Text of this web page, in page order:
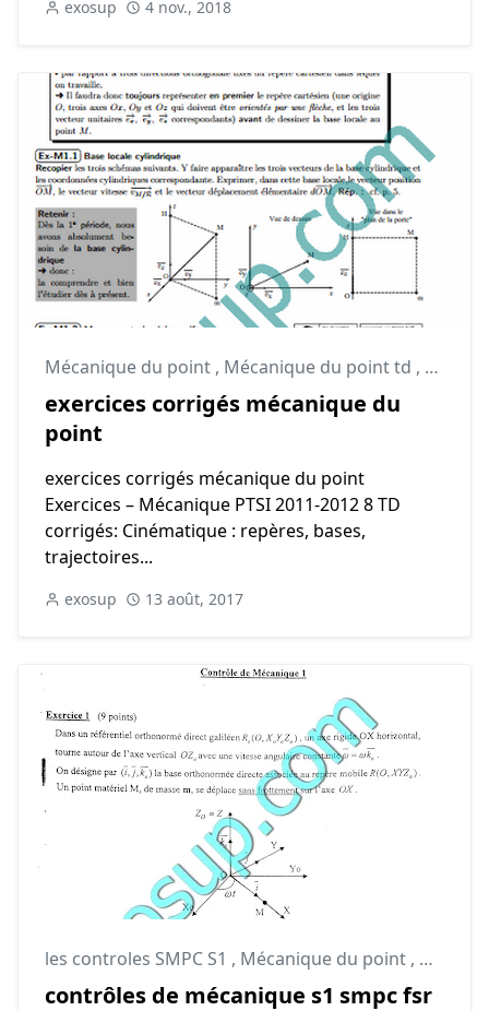
exosup 4 nov., 2018
Mécanique du point , Mécanique du point td , smpc
exercices corrigés mécanique du
point
exercices corrigés mécanique du point
Exercices – Mécanique PTSI 2011-2012 8 TD
corrigés: Cinématique : repères, bases,
trajectoires...
exosup 13 août, 2017
les controles SMPC S1 , Mécanique du point ,
contrôles de mécanique s1 smpc fsr